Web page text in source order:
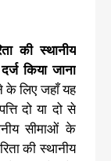
की स्थानीय
किया जाना
के लिए जहाँ यह
दो या दो से
सीमाओं के
की स्थानीय